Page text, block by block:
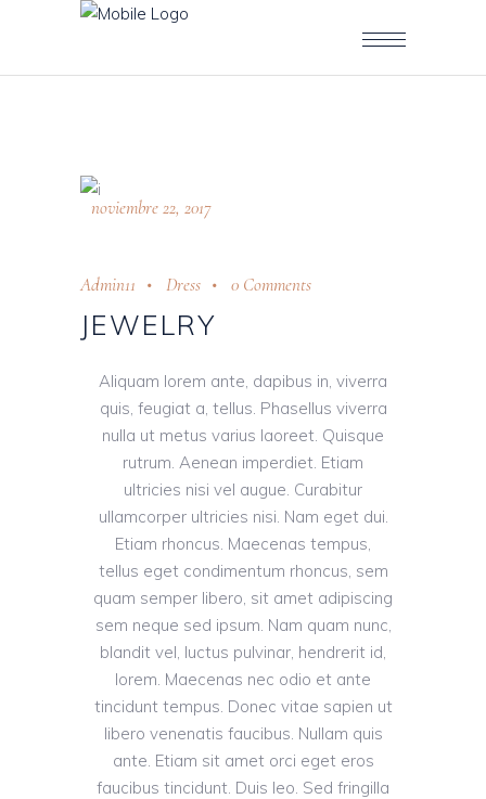
noviembre 22, 2017
Admin11 Dress 0 Comments
JEWELRY
Aliquam lorem ante, dapibus in, viverra
quis, feugiat a, tellus. Phasellus viverra
nulla ut metus varius laoreet. Quisque
rutrum. Aenean imperdiet. Etiam
ultricies nisi vel augue. Curabitur
ullamcorper ultricies nisi. Nam eget dui.
Etiam rhoncus. Maecenas tempus,
tellus eget condimentum rhoncus, sem
quam semper libero, sit amet adipiscing
sem neque sed ipsum. Nam quam nunc,
blandit vel, luctus pulvinar, hendrerit id,
lorem. Maecenas nec odio et ante
tincidunt tempus. Donec vitae sapien ut
libero venenatis faucibus. Nullam quis
ante. Etiam sit amet orci eget eros
faucibus tincidunt. Duis leo. Sed fringilla